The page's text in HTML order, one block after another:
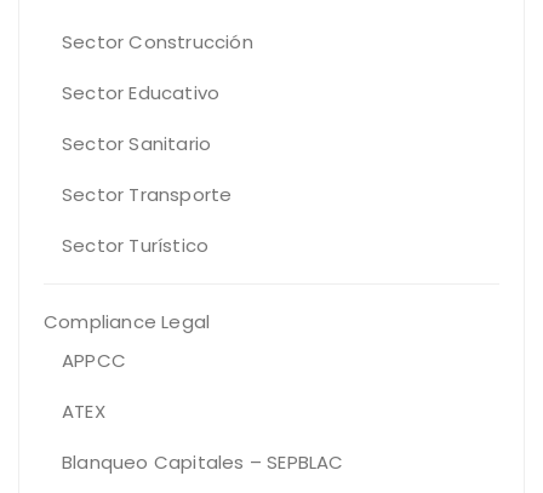
Sector Construcción
Sector Educativo
Sector Sanitario
Sector Transporte
Sector Turístico
Compliance Legal
APPCC
ATEX
Blanqueo Capitales – SEPBLAC